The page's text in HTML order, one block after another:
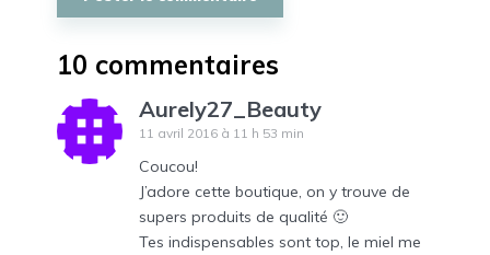
10 commentaires
Aurely27_Beauty
11 avril 2016 à 11 h 53 min
Coucou!
J’adore cette boutique, on y trouve de
supers produits de qualité 🙂
Tes indispensables sont top, le miel me